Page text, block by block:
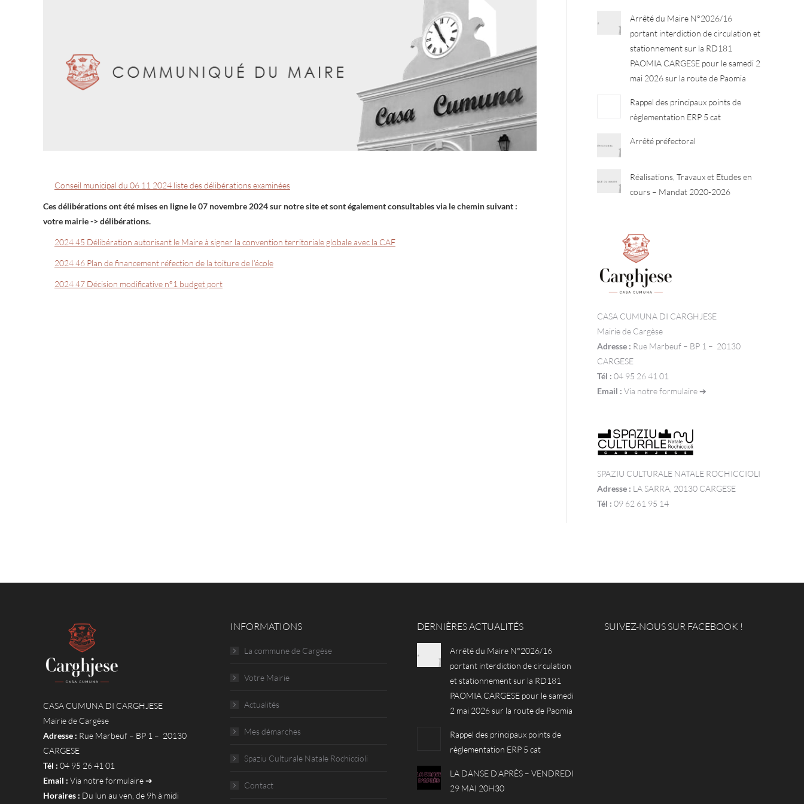
Conseil municipal du 06 11 2024 liste des délibérations examinées
Ces délibérations ont été mises en ligne le 07 novembre 2024 sur notre site et sont également consultables via le chemin suivant :
votre mairie -> délibérations.
2024 45 Délibération autorisant le Maire à signer la convention territoriale globale avec la CAF
2024 46 Plan de financement réfection de la toiture de l’école
2024 47 Décision modificative n°1 budget port
Arrêté du Maire N°2026/16
portant interdiction de circulation et
stationnement sur la RD181
PAOMIA CARGESE pour le samedi 2
mai 2026 sur la route de Paomia
Rappel des principaux points de
règlementation ERP 5 cat
Arrêté préfectoral
Réalisations, Travaux et Etudes en
cours – Mandat 2020-2026
CASA CUMUNA DI CARGHJESE
Mairie de Cargèse
Adresse : Rue Marbeuf – BP 1 – 20130
CARGESE
Tél : 04 95 26 41 01
Email : Via notre formulaire ➔
SPAZIU CULTURALE NATALE ROCHICCIOLI
Adresse : LA SARRA, 20130 CARGESE
Tél : 09 62 61 95 14
CASA CUMUNA DI CARGHJESE
Mairie de Cargèse
Adresse : Rue Marbeuf – BP 1 – 20130
CARGESE
Tél : 04 95 26 41 01
Email : Via notre formulaire ➔
Horaires : Du lun au ven, de 9h à midi
INFORMATIONS
La commune de Cargèse
Votre Mairie
Actualités
Mes démarches
Spaziu Culturale Natale Rochiccioli
Contact
DERNIÈRES ACTUALITÉS
Arrêté du Maire N°2026/16
portant interdiction de circulation
et stationnement sur la RD181
PAOMIA CARGESE pour le samedi
2 mai 2026 sur la route de Paomia
Rappel des principaux points de
règlementation ERP 5 cat
LA DANSE D’APRÈS – VENDREDI
29 MAI 20H30
SUIVEZ-NOUS SUR FACEBOOK !